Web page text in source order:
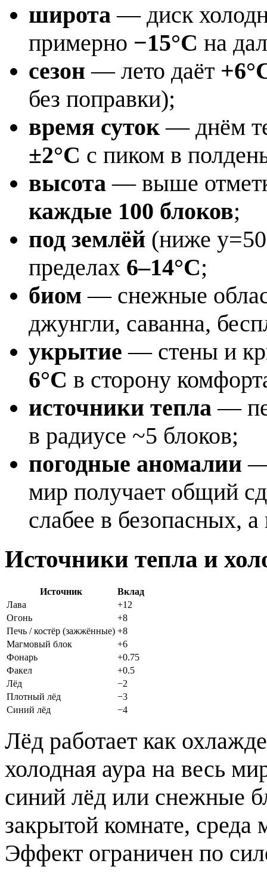
широта — диск
примерно −15°C на
сезон — лето даёт
без поправки);
время суток — днём
±2°C с пиком в
высота — выше
каждые 100 блоков;
под землёй (ниже
пределах 6–14°C;
биом — снежные
джунгли, саванна,
укрытие — стены и
6°C в сторону
источники тепла —
в радиусе ~5 блоков;
погодные аномалии —
мир получает общий
слабее в безопасных,
Источники тепла и
Источник
Вклад
Лава
+12
Огонь
+8
Печь / костёр (зажжённые) +8
Магмовый блок
+6
Фонарь
+0.75
Факел
+0.5
Лёд
−2
Плотный лёд
−3
Синий лёд
−4
Лёд работает как
холодная аура на весь
синий лёд или снежные
закрытой комнате,
Эффект ограничен по